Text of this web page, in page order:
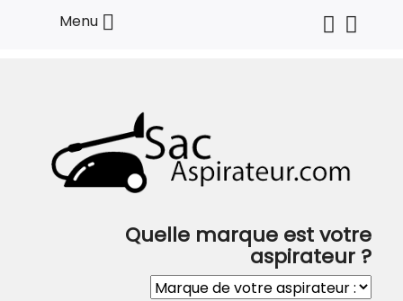
Menu 
Quelle marque est votre
aspirateur ?